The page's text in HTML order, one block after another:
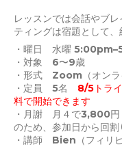
レッスンでは会話やブ
ティングは宿題として、
・曜日 水曜
・対象 6〜9歳
・形式 Zoom（オンラ
・定員 5名 8/5トラ
料で開始できます
・月謝 月４で3,800
のため、参加日から回割
・講師 Bien（フィリピ